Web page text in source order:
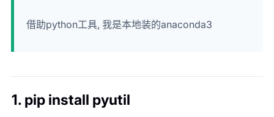
借助python工具, 我是本地装的anaconda3
1. pip install pyutil